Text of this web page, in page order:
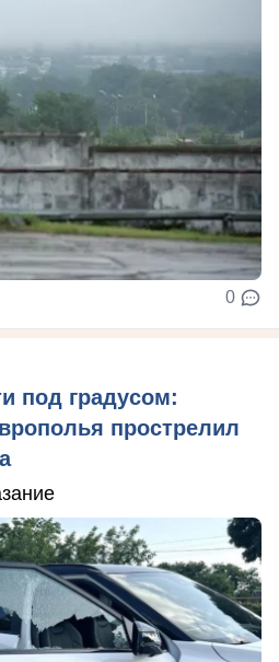
0
под градусом:
прострелил